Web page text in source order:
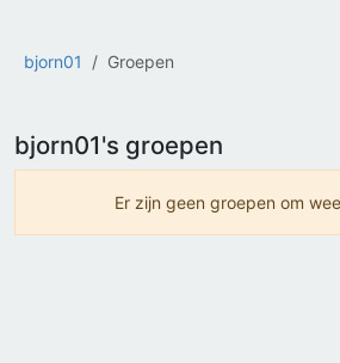
bjorn01 Groepen
bjorn01's groepen
Er zijn geen groepen om